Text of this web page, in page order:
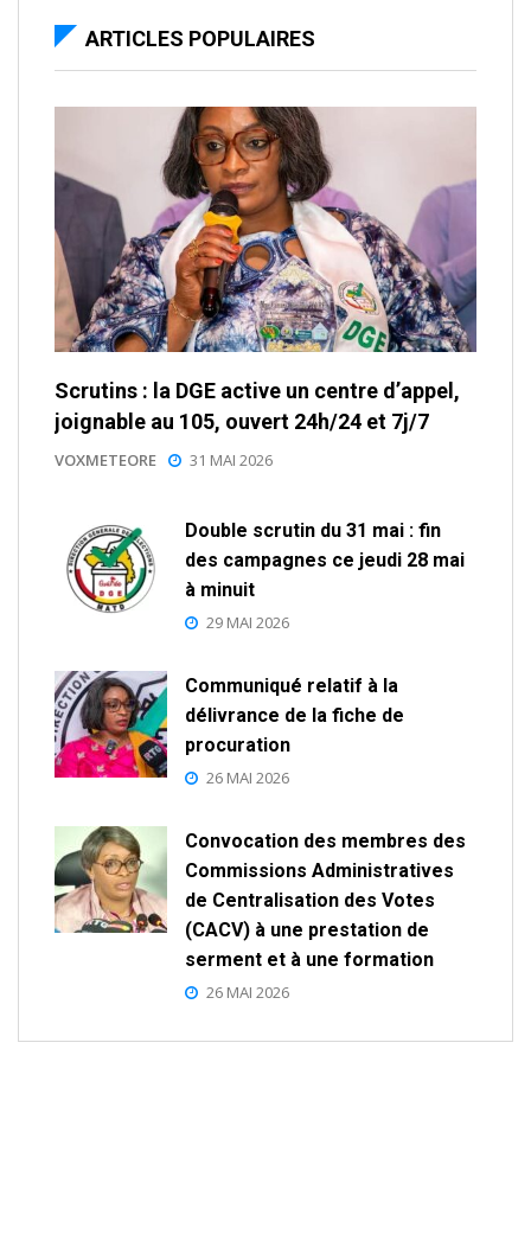
ARTICLES POPULAIRES
Scrutins : la DGE active un centre d’appel,
joignable au 105, ouvert 24h/24 et 7j/7
VOXMETEORE 31 MAI 2026
Double scrutin du 31 mai : fin
des campagnes ce jeudi 28 mai
à minuit
29 MAI 2026
Communiqué relatif à la
délivrance de la fiche de
procuration
26 MAI 2026
Convocation des membres des
Commissions Administratives
de Centralisation des Votes
(CACV) à une prestation de
serment et à une formation
26 MAI 2026